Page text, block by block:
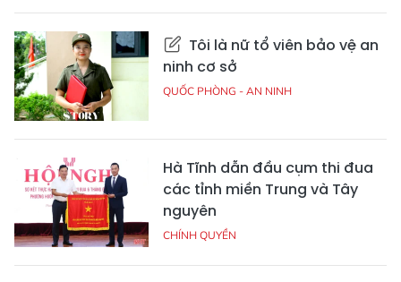
Tôi là nữ tổ viên bảo vệ an
ninh cơ sở
QUỐC PHÒNG - AN NINH
Hà Tĩnh dẫn đầu cụm thi đua
các tỉnh miền Trung và Tây
nguyên
CHÍNH QUYỀN